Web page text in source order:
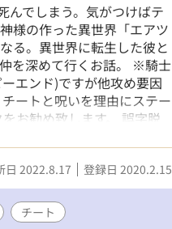
んでしまう。気がつけばテ
様の作った異世界「エアツ
る。異世界に転生した彼と
を深めて行くお話。 ※騎士
エンド)ですが他攻め要因
ートと呪いを理由にステー
お勧め致します。 誤字脱
くお願いします。 ※ムーン
日 2022.8.17 登録日 2020.2.15
チート